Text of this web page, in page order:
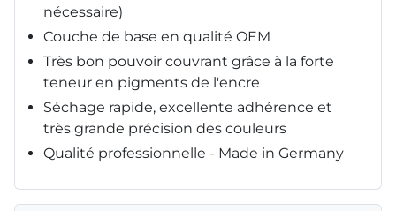
nécessaire)
Couche de base en qualité OEM
Très bon pouvoir couvrant grâce à la forte
teneur en pigments de l'encre
Séchage rapide, excellente adhérence et
très grande précision des couleurs
Qualité professionnelle - Made in Germany